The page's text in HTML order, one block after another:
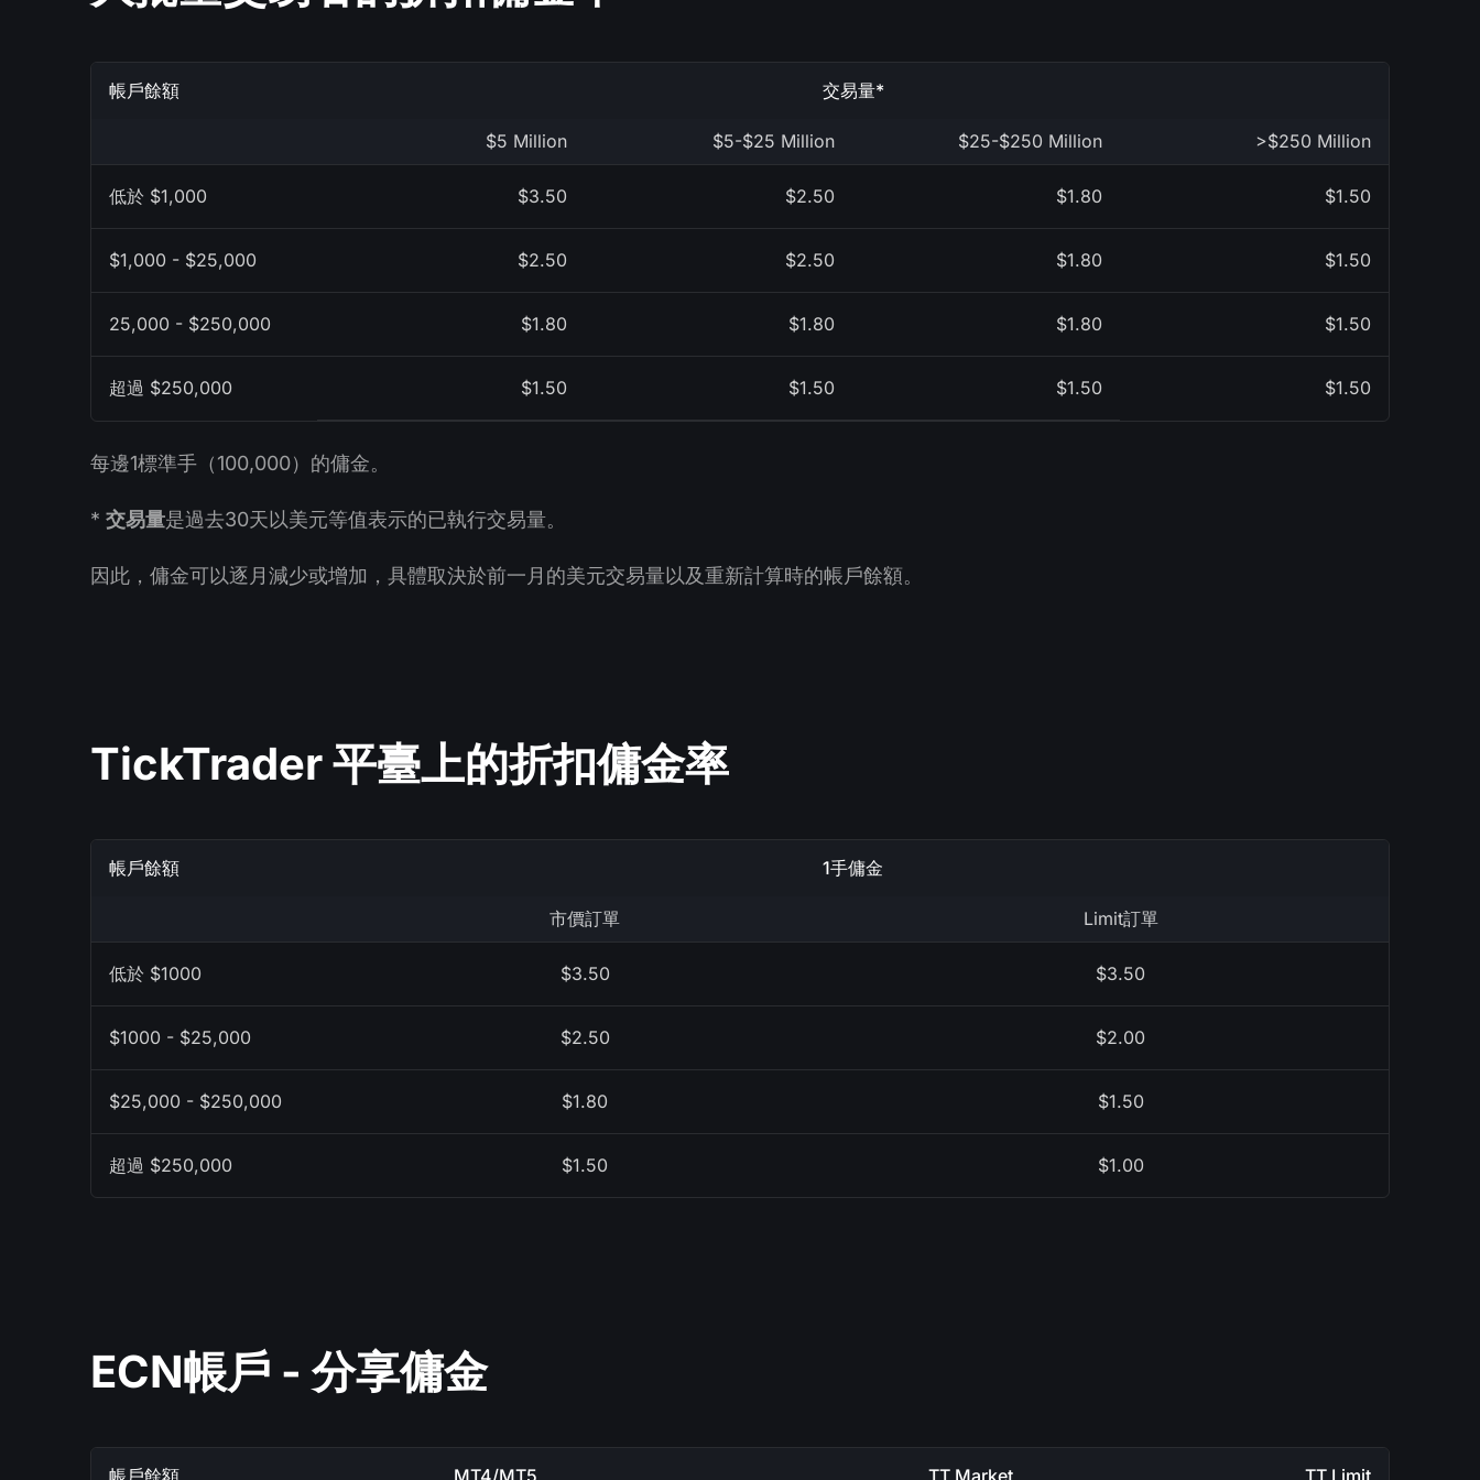
帳戶餘額 交易量*
$5 Million $5-$25 Million $25-$250 Million >$250 Million
低於 $1,000 $3.50 $2.50 $1.80 $1.50
$1,000 - $25,000 $2.50 $2.50 $1.80 $1.50
25,000 - $250,000 $1.80 $1.80 $1.80 $1.50
超過 $250,000 $1.50 $1.50 $1.50 $1.50
每邊1標準手（100,000）的傭金。
* 交易量是過去30天以美元等值表示的已執行交易量。
因此，傭金可以逐月減少或增加，具體取決於前一月的美元交易量以及重新計算時的帳戶餘額。
TickTrader 平臺上的折扣傭金率
帳戶餘額 1手傭金
市價訂單 Limit訂單
低於 $1000 $3.50 $3.50
$1000 - $25,000 $2.50 $2.00
$25,000 - $250,000 $1.80 $1.50
超過 $250,000 $1.50 $1.00
ECN帳戶 - 分享傭金
帳戶餘額 MT4/MT5 TT Market TT Limit